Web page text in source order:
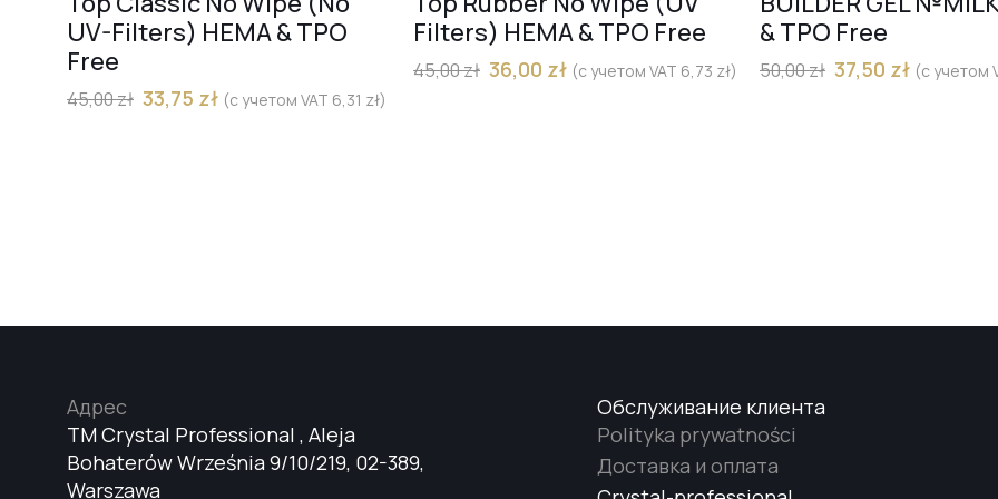
UV-Filters) HEMA & TPO
Free
45,00zł 33,75 zł (с учетом VAT 6,31 zł)
Filters) HEMA & TPO Free
45,00zł 36,00 zł (с учетом VAT 6,73 zł)
& TPO Free
50,00zł 37,50 zł (с учетом
TM Crystal Professional , Aleja
Bohaterów Września 9/10/219, 02-389,
Warszawa
Адрес
Обслуживание клиента
Polityka prywatności
Доставка и оплата